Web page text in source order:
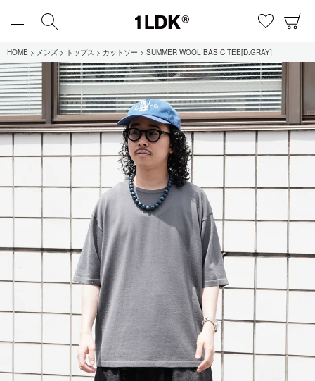
MENU お気に
在庫あり
全てのアイテム
限定
全てのブランド
UNIVERSAL PRODUCTS.
MY___
1LDK STAND
SEARCH
HOME メンズ トップス カットソー SUMMER WOOL BASIC TEE[D.GRAY]